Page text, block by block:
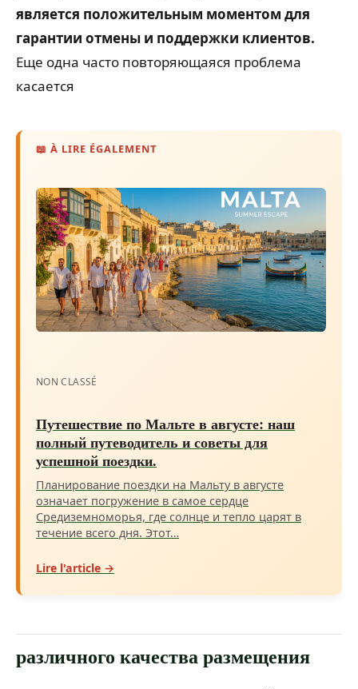
является положительным моментом для
гарантии отмены и поддержки клиентов.
Еще одна часто повторяющаяся проблема
касается
📖 À LIRE ÉGALEMENT
NON CLASSÉ
Путешествие по Мальте в августе: наш
полный путеводитель и советы для
успешной поездки.
Планирование поездки на Мальту в августе
означает погружение в самое сердце
Средиземноморья, где солнце и тепло царят в
течение всего дня. Этот…
Lire l'article →
различного качества размещения